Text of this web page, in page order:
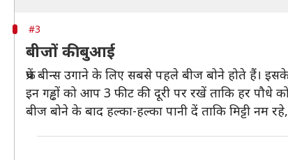
#3
बीजों की बुआई
फ्रेंच बीन्स उगाने के लिए सबसे पहले बीज बोने होते हैं।
इन गड्ढों को आप 3 फीट की दूरी पर रखें ताकि हर पौधे
बीज बोने के बाद हल्का-हल्का पानी दें ताकि मिट्टी नम